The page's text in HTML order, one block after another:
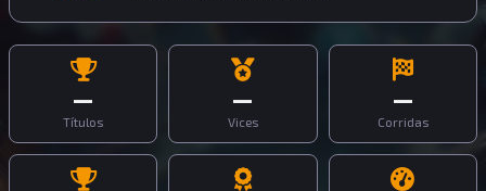
—
Títulos
—
Vices
—
Corridas